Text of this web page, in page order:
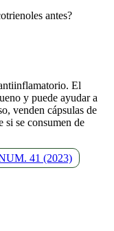
antes?
El
y puede ayudar a
venden cápsulas de
si se consumen de
41 (2023)